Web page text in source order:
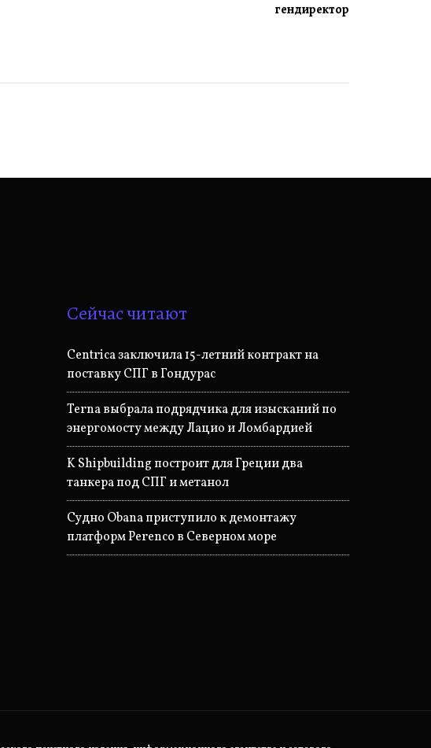
гендиректор
Сейчас читают
Centrica заключила 15-летний контракт на
поставку СПГ в Гондурас
Terna выбрала подрядчика для изысканий по
энергомосту между Лацио и Ломбардией
K Shipbuilding построит для Греции два
танкера под СПГ и метанол
Судно Obana приступило к демонтажу
платформ Perenco в Северном море